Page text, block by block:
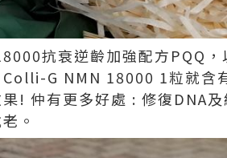
抗衰逆齡加強配方PQQ
G NMN 18000 1粒就含
! 仲有更多好處 : 修復DNA
。